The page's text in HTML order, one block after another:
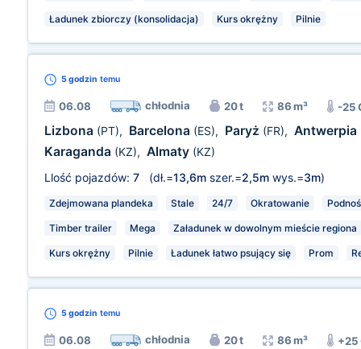
Ładunek zbiorczy (konsolidacja) Kurs okrężny Pilnie
5 godzin temu
06.08 chłodnia 20 t 86 m³ -25
Lizbona (PT), Barcelona (ES), Paryż (FR), Antwerpia
Karaganda (KZ), Almaty (KZ)
Llość pojazdów: 7 (dł.=13,6m szer.=2,5m wys.=3m)
Zdejmowana plandeka Stale 24/7 Okratowanie
Timber trailer Mega Załadunek w dowolnym mieście regiona
Kurs okrężny Pilnie Ładunek łatwo psujący się Prom
5 godzin temu
06.08 chłodnia 20 t 86 m³ +25